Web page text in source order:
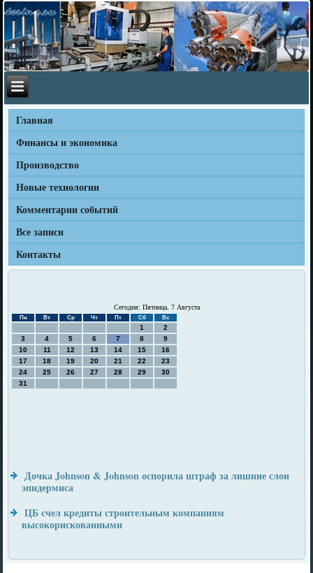
Главная
Финансы и экономика
Производство
Новые технологии
Комментарии событий
Все записи
Контакты
Сегодня: Пятница, 7 Августа
Пн Вт Ср Чт Пт Сб Вс
1
2
3
4 5 6 7 8
9
10
11 12 13 14 15
16
17
18 19 20 21 22
23
24
25 26 27 28 29
30
31
Дочка Johnson & Johnson оспорила штраф за лишние слои
эпидермиса
ЦБ счел кредиты строительным компаниям
высокорискованными